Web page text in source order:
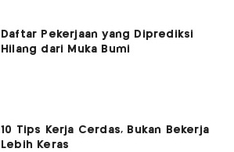
Daftar Pekerjaan yang Diprediksi
Hilang dari Muka Bumi
10 Tips Kerja Cerdas, Bukan Bekerja
Lebih Keras